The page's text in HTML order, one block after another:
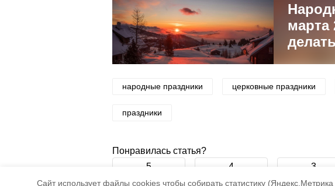
Cайт использует файлы cookies чтобы собирать статистику
марта
делать
народные праздники церковные праздники
праздники
Понравилась статья?
5 4 3